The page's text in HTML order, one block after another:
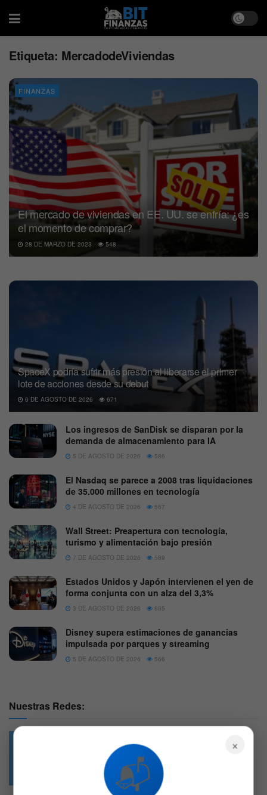
Etiqueta: MercadodeViviendas
FINANZAS
El mercado de viviendas en EE. UU. se enfría: ¿es
el momento de comprar?
28 DE MARZO DE 2023 548
SpaceX podría sufrir más presión al liberarse el primer
lote de acciones desde su debut
6 DE AGOSTO DE 2026 671
Los ingresos de SanDisk se disparan por la
demanda de almacenamiento para IA
5 DE AGOSTO DE 2026 586
El Nasdaq se parece a 2008 tras liquidaciones
de 35.000 millones en tecnología
4 DE AGOSTO DE 2026 567
Wall Street: Preapertura con tecnología,
turismo y alimentación bajo presión
7 DE AGOSTO DE 2026 589
Estados Unidos y Japón intervienen el yen de
forma conjunta con un alza del 3,3%
3 DE AGOSTO DE 2026 605
Disney supera estimaciones de ganancias
impulsada por parques y streaming
5 DE AGOSTO DE 2026 566
Nuestras Redes:
4.7k
Followers
×
📬